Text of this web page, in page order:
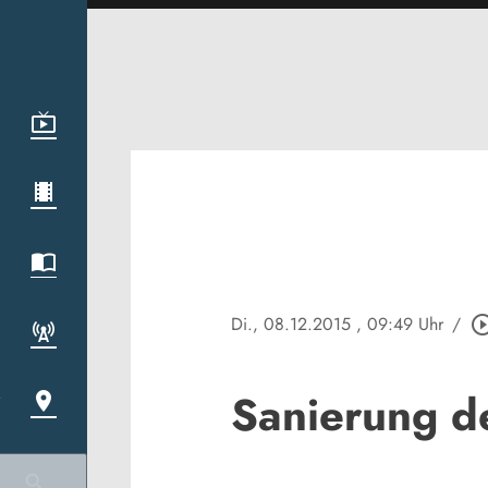
Di., 08.12.2015 , 09:49 Uhr /
Sanierung